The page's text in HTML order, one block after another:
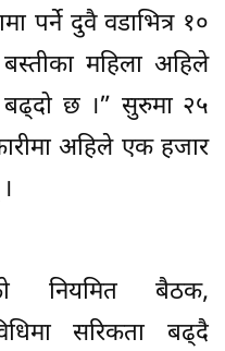
पर्ने दुवै वडाभित्र १०
महिला अहिले
छ ।” सुरुमा २५
अहिले एक हजार
नियमित बैठक,
सरिकता बढ्दै